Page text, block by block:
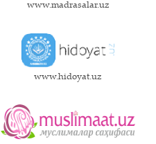
www.madrasalar.uz
www.hidoyat.uz